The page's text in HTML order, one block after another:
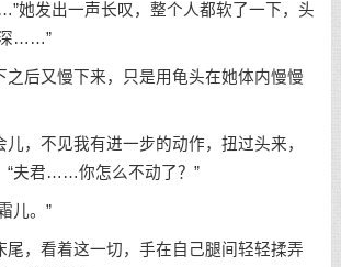
出一声长叹，整个人都软了一下，头
深……”
后又慢下来，只是用龟头在她体内慢慢
不见我有进一步的动作，扭过头来，
“夫君……你怎么不动了？”
儿。”
，看着这一切，手在自己腿间轻轻揉弄